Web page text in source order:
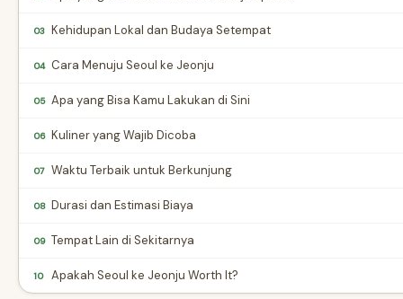
03 Kehidupan Lokal dan Budaya Setempat
04 Cara Menuju Seoul ke Jeonju
05 Apa yang Bisa Kamu Lakukan di Sini
06 Kuliner yang Wajib Dicoba
07 Waktu Terbaik untuk Berkunjung
08 Durasi dan Estimasi Biaya
09 Tempat Lain di Sekitarnya
10 Apakah Seoul ke Jeonju Worth It?